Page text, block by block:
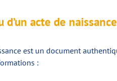
d’un acte de naissance
est un document
: